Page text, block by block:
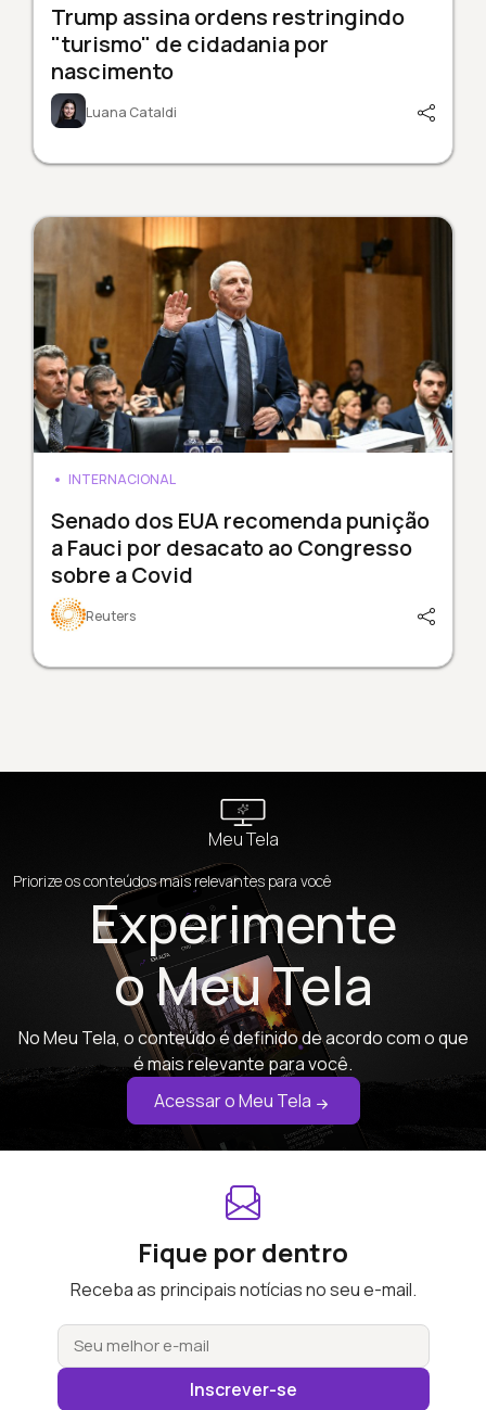
Trump assina ordens restringindo
"turismo" de cidadania por
nascimento
Luana Cataldi
INTERNACIONAL
Senado dos EUA recomenda punição
a Fauci por desacato ao Congresso
sobre a Covid
Reuters
Meu Tela
Priorize os conteúdos mais relevantes para você
Experimente
o Meu Tela
No Meu Tela, o conteúdo é definido de acordo com o que
é mais relevante para você.
Acessar o Meu Tela
Fique por dentro
Receba as principais notícias no seu e-mail.
Inscrever-se